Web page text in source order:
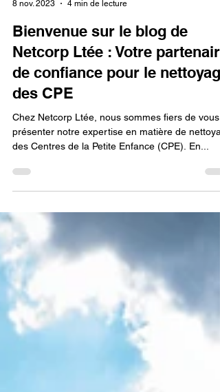
8 nov. 2023
4 min de lecture
Bienvenue sur le blog de
Netcorp Ltée : Votre partenaire
de confiance pour le nettoyage
des CPE
Chez Netcorp Ltée, nous sommes fiers de vous
des Centres de la Petite Enfance (CPE). En...